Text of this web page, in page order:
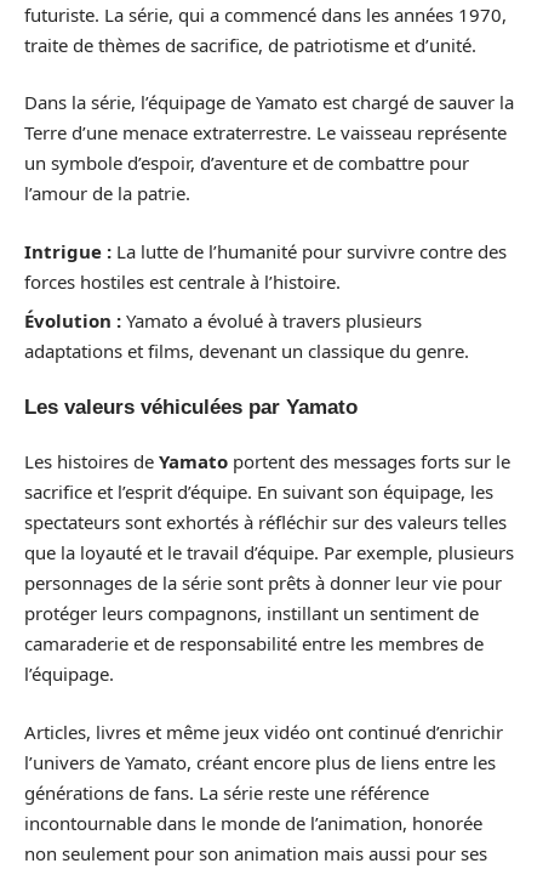
futuriste. La série, qui a commencé dans les années 1970,
traite de thèmes de sacrifice, de patriotisme et d’unité.
Dans la série, l’équipage de Yamato est chargé de sauver la
Terre d’une menace extraterrestre. Le vaisseau représente
un symbole d’espoir, d’aventure et de combattre pour
l’amour de la patrie.
Intrigue : La lutte de l’humanité pour survivre contre des
forces hostiles est centrale à l’histoire.
Évolution : Yamato a évolué à travers plusieurs
adaptations et films, devenant un classique du genre.
Les valeurs véhiculées par Yamato
Les histoires de Yamato portent des messages forts sur le
sacrifice et l’esprit d’équipe. En suivant son équipage, les
spectateurs sont exhortés à réfléchir sur des valeurs telles
que la loyauté et le travail d’équipe. Par exemple, plusieurs
personnages de la série sont prêts à donner leur vie pour
protéger leurs compagnons, instillant un sentiment de
camaraderie et de responsabilité entre les membres de
l’équipage.
Articles, livres et même jeux vidéo ont continué d’enrichir
l’univers de Yamato, créant encore plus de liens entre les
générations de fans. La série reste une référence
incontournable dans le monde de l’animation, honorée
non seulement pour son animation mais aussi pour ses